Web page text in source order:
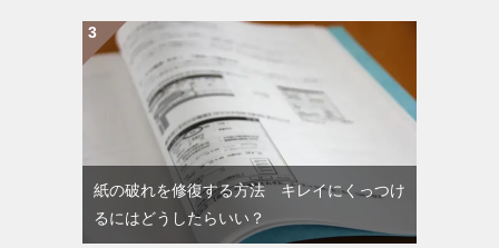
紙の破れを修復する方法 キレイにくっつけ
るにはどうしたらいい？